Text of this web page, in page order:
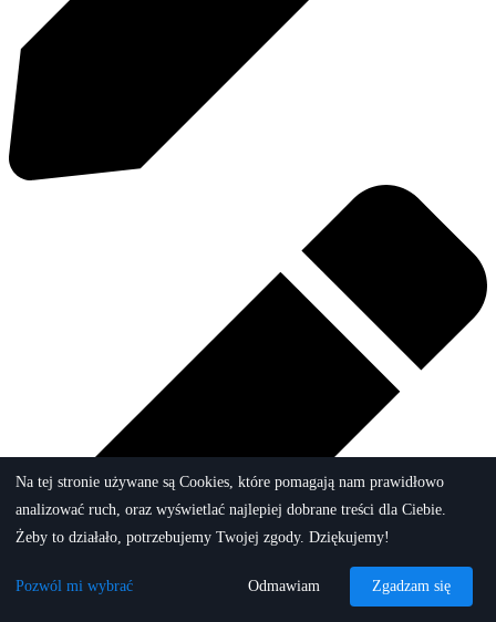
Na tej stronie używane są Cookies, które pomagają nam prawidłowo
analizować ruch, oraz wyświetlać najlepiej dobrane treści dla Ciebie.
Żeby to działało, potrzebujemy Twojej zgody. Dziękujemy!
Pozwól mi wybrać Odmawiam Zgadzam się